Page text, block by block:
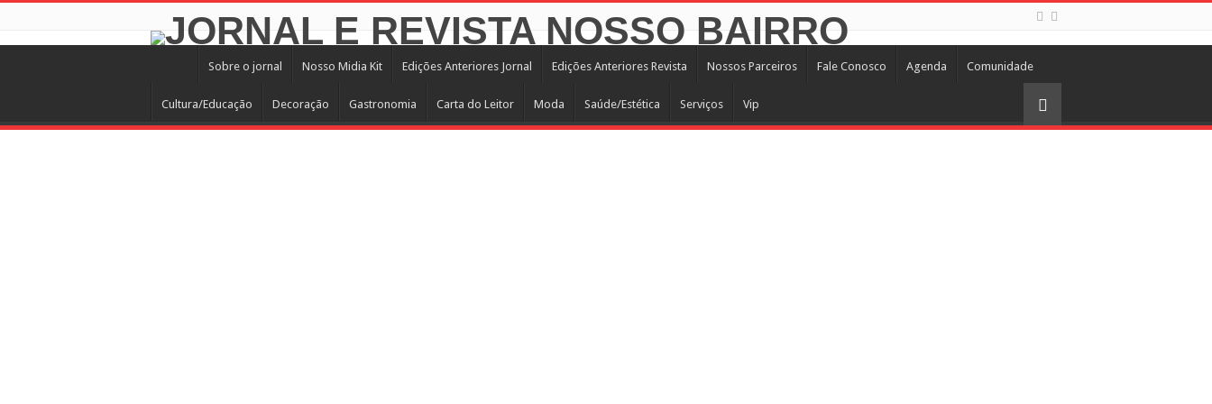
Sobre o jornal Nosso Midia Kit Edições Anteriores Jornal Edições Anteriores Revista Nossos Parceiros Fale Conosco Agenda Comunidade
Cultura/Educação Decoração Gastronomia Carta do Leitor Moda Saúde/Estética Serviços Vip